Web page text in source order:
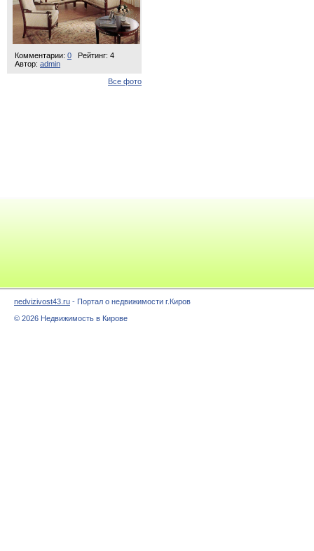
Комментарии: 0
Рейтинг: 4
Автор: admin
Все фото
nedvizivost43.ru - Портал о недвижимости г.Киров
© 2026 Недвижимость в Кирове